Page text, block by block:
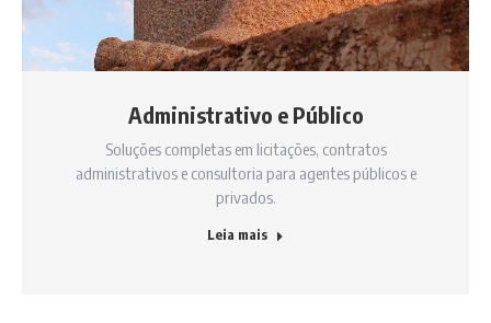
Administrativo e Público
Soluções completas em licitações, contratos
administrativos e consultoria para agentes públicos e
privados.
Leia mais